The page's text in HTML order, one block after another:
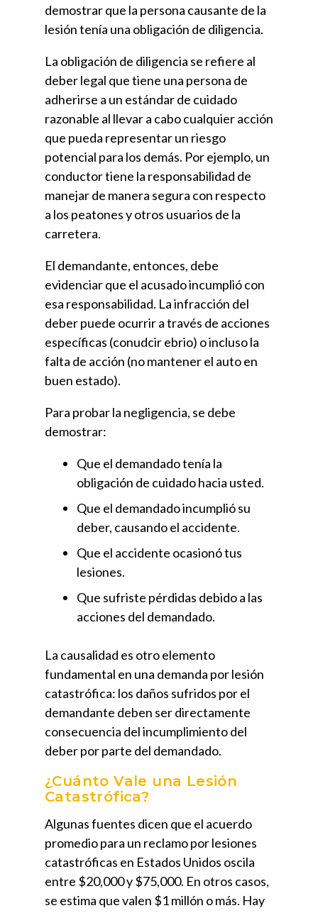
demostrar que la persona causante de la
lesión tenía una obligación de diligencia.
La obligación de diligencia se refiere al
deber legal que tiene una persona de
adherirse a un estándar de cuidado
razonable al llevar a cabo cualquier acción
que pueda representar un riesgo
potencial para los demás. Por ejemplo, un
conductor tiene la responsabilidad de
manejar de manera segura con respecto
a los peatones y otros usuarios de la
carretera.
El demandante, entonces, debe
evidenciar que el acusado incumplió con
esa responsabilidad. La infracción del
deber puede ocurrir a través de acciones
específicas (conudcir ebrio) o incluso la
falta de acción (no mantener el auto en
buen estado).
Para probar la negligencia, se debe
demostrar:
Que el demandado tenía la
obligación de cuidado hacia usted.
Que el demandado incumplió su
deber, causando el accidente.
Que el accidente ocasionó tus
lesiones.
Que sufriste pérdidas debido a las
acciones del demandado.
La causalidad es otro elemento
fundamental en una demanda por lesión
catastrófica: los daños sufridos por el
demandante deben ser directamente
consecuencia del incumplimiento del
deber por parte del demandado.
¿Cuánto Vale una Lesión
Catastrófica?
Algunas fuentes dicen que el acuerdo
promedio para un reclamo por lesiones
catastróficas en Estados Unidos oscila
entre $20,000 y $75,000. En otros casos,
se estima que valen $1 millón o más. Hay